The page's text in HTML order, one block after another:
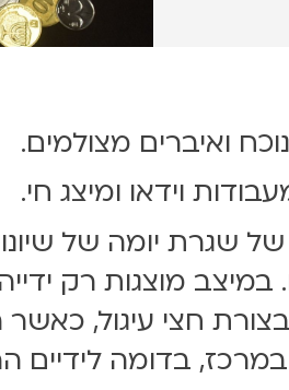
ואיברים מצולמים.
וידאו ומיצג חי.
שגרת יומה של
במיצב מוצגות רק
חצי עיגול,
בדומה לידיים